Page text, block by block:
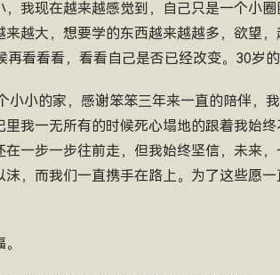
我现在越来越感觉到，自己只是一个小
越大，想要学的东西越来越越多，欲望
看看看，看看自己是否已经改变。30岁
小小的家，感谢笨笨三年来一直的陪伴，
我一无所有的时候死心塌地的跟着我始
一步一步往前走，但我始终坚信，未来
，而我们一直携手在路上。为了这些愿